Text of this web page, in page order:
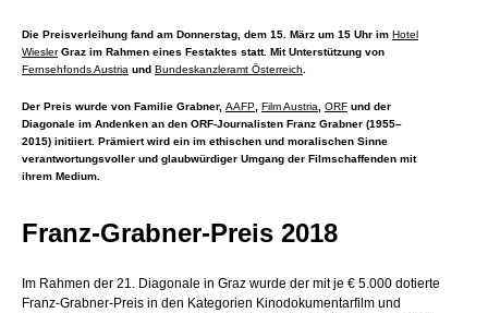
Die Preisverleihung fand am Donnerstag, dem 15. März um 15 Uhr im Hotel
WieslerGraz im Rahmen eines Festaktes statt. Mit Unterstützung von
Fernsehfonds Austria und Bundeskanzleramt Österreich
Der Preis wurde von Familie Grabner, AAFP Film Austria ORF und der
Diagonale im Andenken an den ORF-Journalisten Franz Grabner (1955–
2015) initiiert. Prämiert wird ein im ethischen und moralischen Sinne
verantwortungsvoller und glaubwürdiger Umgang der Filmschaffenden mit
ihrem Medium.
Franz-Grabner-Preis 2018
Im Rahmen der 21. Diagonale in Graz wurde der mit je € 5.000 dotierte
Franz-Grabner-Preis in den Kategorien Kinodokumentarfilm und